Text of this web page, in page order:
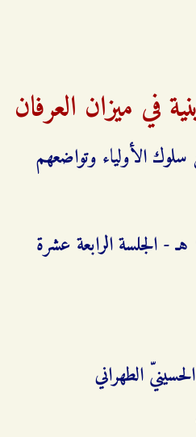
في ميزان العرفان
الأولياء وتواضعهم
الطهراني